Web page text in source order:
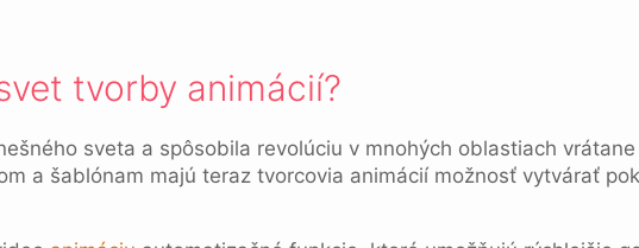
tvorby animácií?
sveta a spôsobila revolúciu v mnohých oblastiach
a šablónam majú teraz tvorcovia animácií možnosť vytvárať